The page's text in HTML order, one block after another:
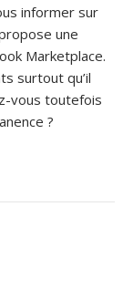
informer sur
une
Marketplace.
surtout qu’il
vous toutefois
?